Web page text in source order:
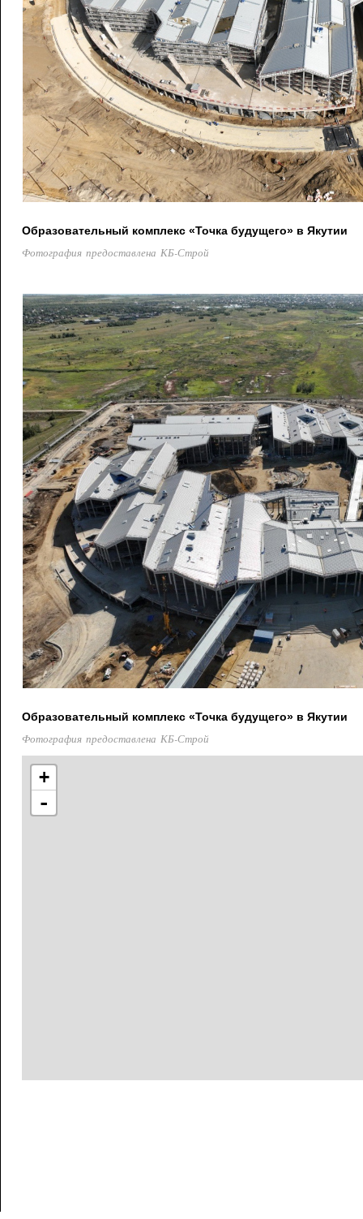
Образовательный комплекс «Точка будущего» в Якутии
Фотография предоставлена КБ-Строй
Образовательный комплекс «Точка будущего» в Якутии
Фотография предоставлена КБ-Строй
+
-